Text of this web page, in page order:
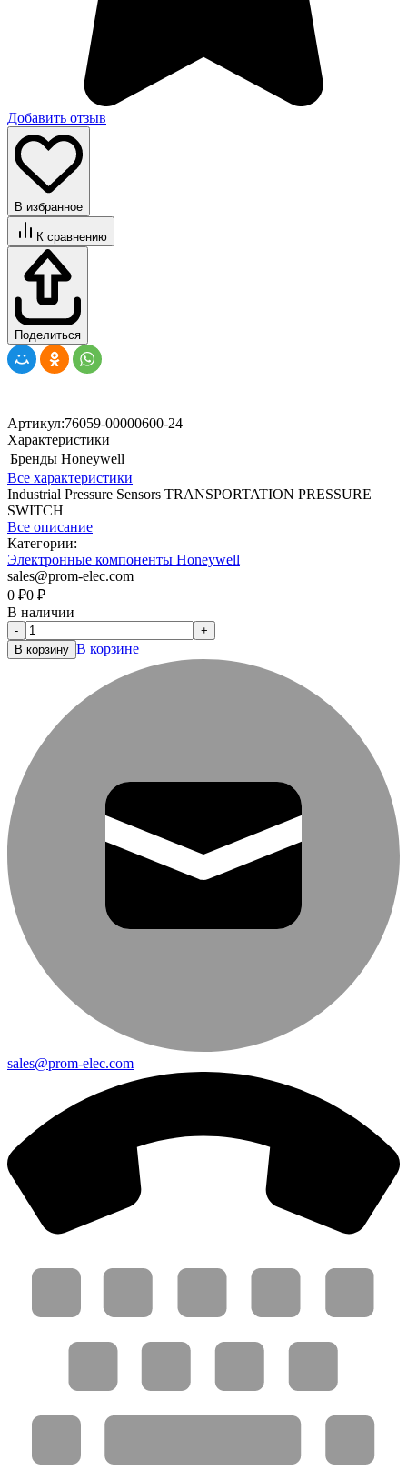
Добавить отзыв
В избранное
К сравнению
Поделиться
Артикул:76059-00000600-24
Характеристики
Бренды Honeywell
Все характеристики
Industrial Pressure Sensors TRANSPORTATION PRESSURE
SWITCH
Все описание
Категории:
Электронные компоненты Honeywell
sales@prom-elec.com
0 ₽0 ₽
В наличии
-
+
В корзину В корзине
sales@prom-elec.com